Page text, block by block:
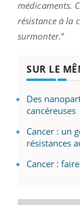
médicaments.
résistance à la
surmonter.”
SUR LE
Des
cancéreuses
Cancer : un
résistances
Cancer :